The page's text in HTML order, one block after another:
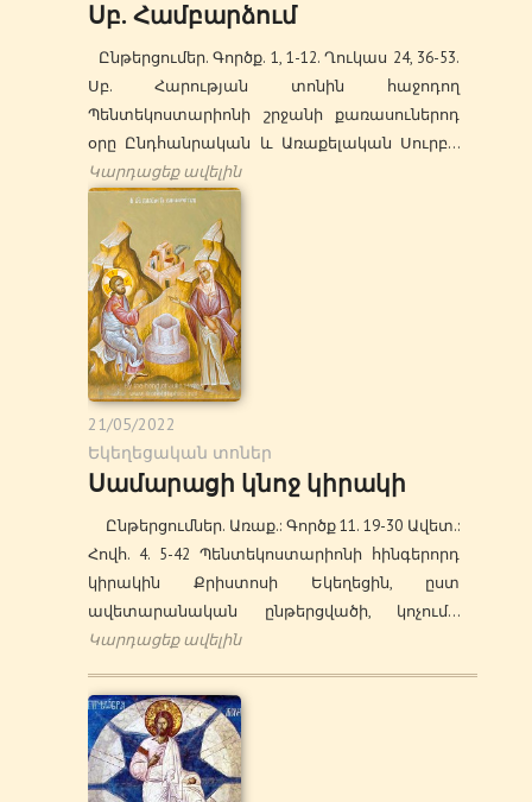
Սբ. Համբարձում
Ընթերցումեր. Գործք. 1, 1-12. Ղուկաս 24, 36-53.
Սբ. Հարության տոնին հաջոդող
Պենտեկոստարիոնի շրջանի քառասուներոդ
օրը Ընդհանրական և Առաքելական Սուրբ…
Կարդացեք ավելին
21/05/2022
Եկեղեցական տոներ
Սամարացի կնոջ կիրակի
Ընթերցումներ. Առաք.: Գործք 11. 19-30 Ավետ.:
Հովհ. 4. 5-42 Պենտեկոստարիոնի հինգերորդ
կիրակին Քրիստոսի Եկեղեցին, ըստ
ավետարանական ընթերցվածի, կոչում…
Կարդացեք ավելին